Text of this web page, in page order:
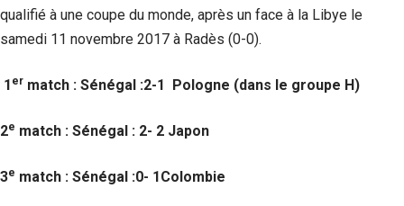
qualifié à une coupe du monde, après un face à la Libye le
samedi 11 novembre 2017 à Radès (0-0).
1 er match : Sénégal :2-1 Pologne (dans le groupe H)
2e match : Sénégal : 2- 2 Japon
3e match : Sénégal :0- 1Colombie